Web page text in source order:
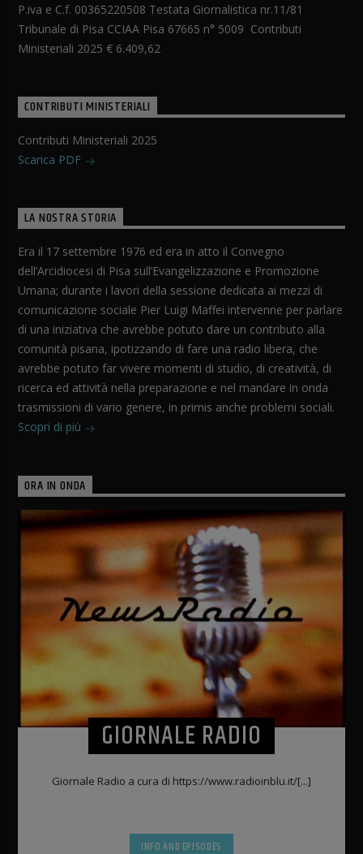
P.iva e C.f. 00365220508 Testata Giornalistica nr.11/81
Tribunale di Pisa CCIAA Pisa 67665 n° 5009 Contributi
Ministeriali 2025 € 6.409,62
CONTRIBUTI MINISTERIALI
Contributi Ministeriali 2025
Scarica PDF
LA NOSTRA STORIA
Era il 17 settembre 1976 ed era in atto il Convegno
dell’Arcidiocesi di Pisa sull’Evangelizzazione e Promozione
Umana; durante i lavori della sessione dedicata ai mezzi di
comunicazione sociale Pier Luigi Maffei intervenne per parlare
di una iniziativa che avrebbe potuto dare un contributo alla
comunità pisana, ipotizzando di fare una radio libera, che
avrebbe potuto far vivere momenti di studio, di creatività, di
ricerca ed attività nella preparazione e nel mandare in onda
trasmissioni di vario genere, in primis anche problemi sociali.
Scopri di più
ORA IN ONDA
GIORNALE RADIO
Giornale Radio a cura di https://www.radioinblu.it/[...]
INFO AND EPISODES